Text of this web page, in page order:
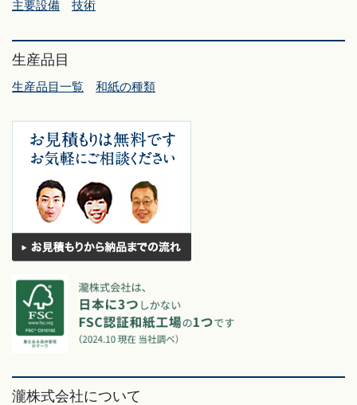
主要設備 技術
生産品目
生産品目一覧 和紙の種類
瀧株式会社について